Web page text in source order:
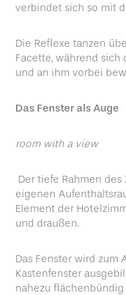
verbindet sich so mit
Die Reflexe tanzen
Facette, während sich
und an ihm vorbei
Das Fenster als Auge
room with a view
Der tiefe Rahmen
eigenen
Element der
und draußen.
Das Fenster wird zum
Kastenfenster
nahezu